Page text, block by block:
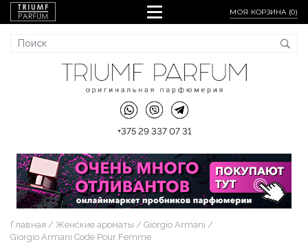
МОЯ КОРЗИНА (0)
+375 29 337 07 31
Главная Женские ароматы
Giorgio Armani
Giorgio Armani Code Pour Femme